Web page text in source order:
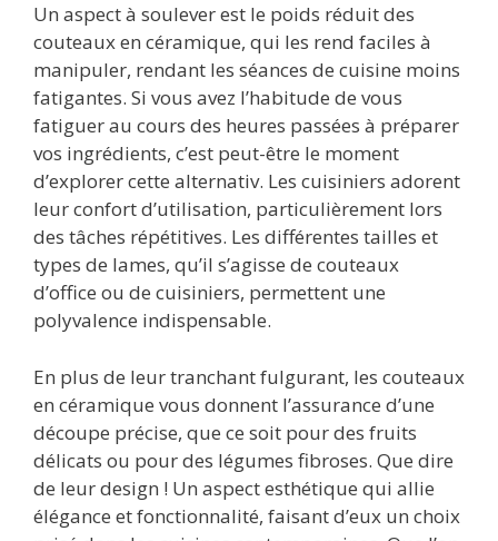
Un aspect à soulever est le poids réduit des
couteaux en céramique, qui les rend faciles à
manipuler, rendant les séances de cuisine moins
fatigantes. Si vous avez l’habitude de vous
fatiguer au cours des heures passées à préparer
vos ingrédients, c’est peut-être le moment
d’explorer cette alternativ. Les cuisiniers adorent
leur confort d’utilisation, particulièrement lors
des tâches répétitives. Les différentes tailles et
types de lames, qu’il s’agisse de couteaux
d’office ou de cuisiniers, permettent une
polyvalence indispensable.
En plus de leur tranchant fulgurant, les couteaux
en céramique vous donnent l’assurance d’une
découpe précise, que ce soit pour des fruits
délicats ou pour des légumes fibroses. Que dire
de leur design ! Un aspect esthétique qui allie
élégance et fonctionnalité, faisant d’eux un choix